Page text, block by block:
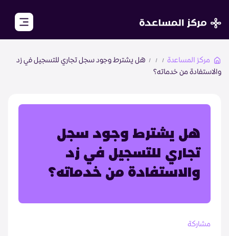
close
الرئيسية
الأكاديمية
مجتمع تجار زد
الأسئلة الشائعة
مركز المساعدة
هل يشترط وجود سجل تجاري للتسجيل في زد
والاستفادة من خدماته؟
هل يشترط وجود سجل
تجاري للتسجيل في زد
والاستفادة من خدماته؟
مشاركة